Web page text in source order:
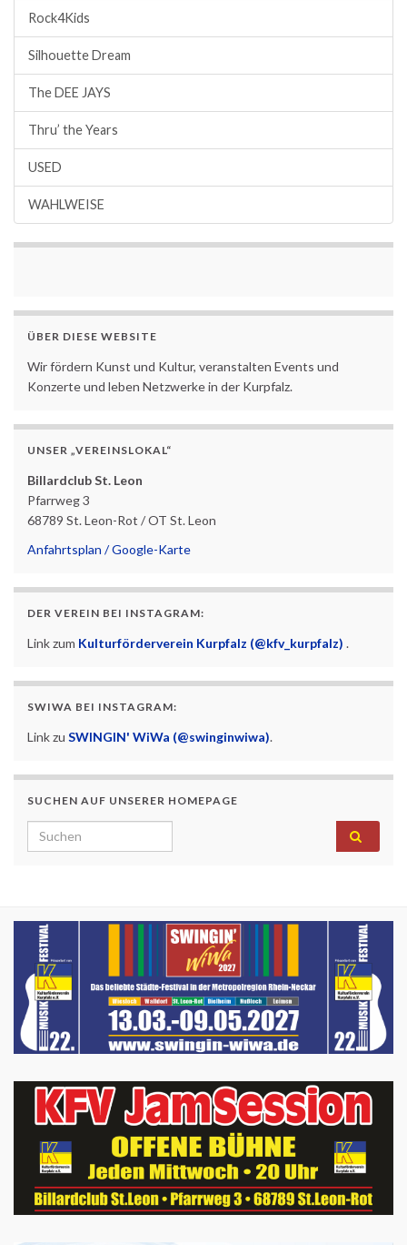
Rock4Kids
Silhouette Dream
The DEE JAYS
Thru’ the Years
USED
WAHLWEISE
ÜBER DIESE WEBSITE
Wir fördern Kunst und Kultur, veranstalten Events und
Konzerte und leben Netzwerke in der Kurpfalz.
UNSER „VEREINSLOKAL“
Billardclub St. Leon
Pfarrweg 3
68789 St. Leon-Rot / OT St. Leon
Anfahrtsplan / Google-Karte
DER VEREIN BEI INSTAGRAM:
Link zum Kulturförderverein Kurpfalz (@kfv_kurpfalz) .
SWIWA BEI INSTAGRAM:
Link zu SWINGIN' WiWa (@swinginwiwa).
SUCHEN AUF UNSERER HOMEPAGE
Search for: